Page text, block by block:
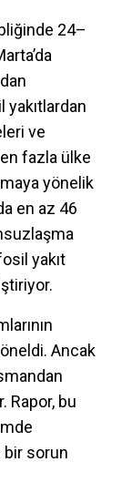
24–
yakıtlardan
ve
fazla ülke
yönelik
en az 46
yakıt
Ancak
Rapor, bu
bir sorun